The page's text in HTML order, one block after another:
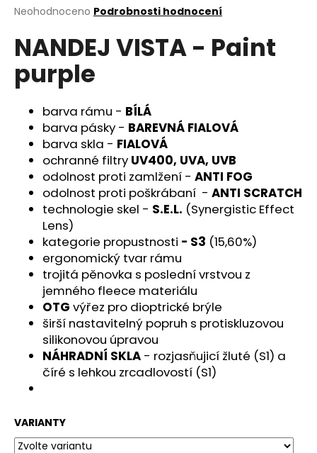
Průměrné
produktu
je
5
hvězdiček.
Neohodnoceno Podrobnosti hodnocení
NANDEJ VISTA - Paint
purple
barva rámu - BÍLÁ
barva pásky - BAREVNÁ FIALOVÁ
barva skla - FIALOVÁ
ochranné filtry UV400, UVA, UVB
odolnost proti zamlžení - ANTI FOG
odolnost proti poškrábaní - ANTI SCRATCH
technologie skel - S.E.L. (Synergistic Effect
Lens)
kategorie propustnosti - S3 (15,60%)
ergonomický tvar rámu
trojitá pěnovka s poslední vrstvou z
jemného fleece materiálu
OTG výřez pro dioptrické brýle
širší nastavitelný popruh s protiskluzovou
silikonovou úpravou
NÁHRADNÍ SKLA - rozjasňujicí žluté (S1) a
číré s lehkou zrcadlovostí (S1)
VARIANTY
a
j
í
t
?
HLEDAT